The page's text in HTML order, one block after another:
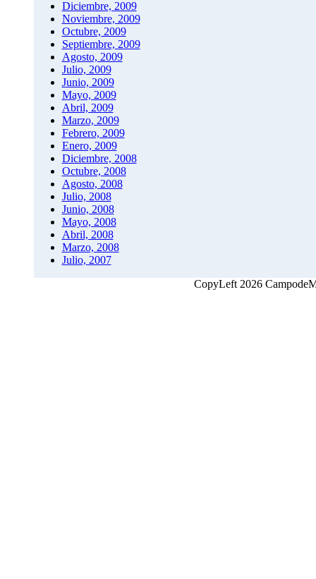
Diciembre, 2009
Noviembre, 2009
Octubre, 2009
Septiembre, 2009
Agosto, 2009
Julio, 2009
Junio, 2009
Mayo, 2009
Abril, 2009
Marzo, 2009
Febrero, 2009
Enero, 2009
Diciembre, 2008
Octubre, 2008
Agosto, 2008
Julio, 2008
Junio, 2008
Mayo, 2008
Abril, 2008
Marzo, 2008
Julio, 2007
CopyLeft 2026